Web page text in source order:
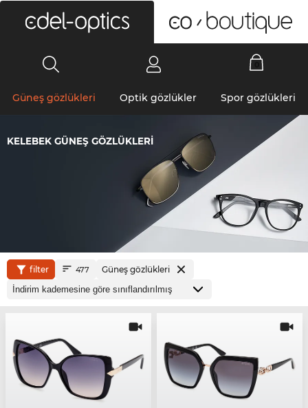
Güneş gözlükleri Optik gözlükler Spor gözlükleri
KELEBEK GÜNEŞ GÖZLÜKLERI
filter 477 Güneş gözlükleri